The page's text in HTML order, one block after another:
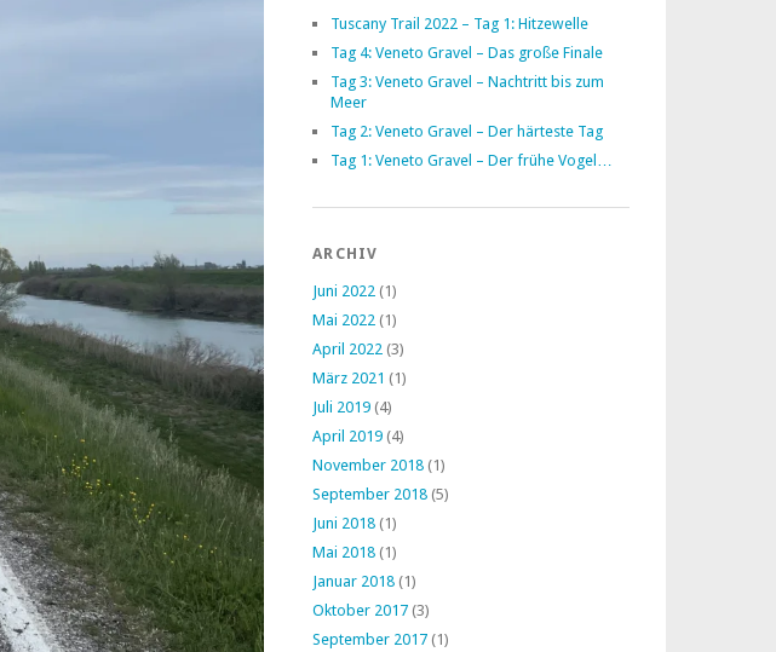
Tuscany Trail 2022 – Tag 1: Hitzewelle
Tag 4: Veneto Gravel – Das große Finale
Tag 3: Veneto Gravel – Nachtritt bis zum
Meer
Tag 2: Veneto Gravel – Der härteste Tag
Tag 1: Veneto Gravel – Der frühe Vogel…
ARCHIV
Juni 2022 (1)
Mai 2022 (1)
April 2022 (3)
März 2021 (1)
Juli 2019 (4)
April 2019 (4)
November 2018 (1)
September 2018 (5)
Juni 2018 (1)
Mai 2018 (1)
Januar 2018 (1)
Oktober 2017 (3)
September 2017 (1)